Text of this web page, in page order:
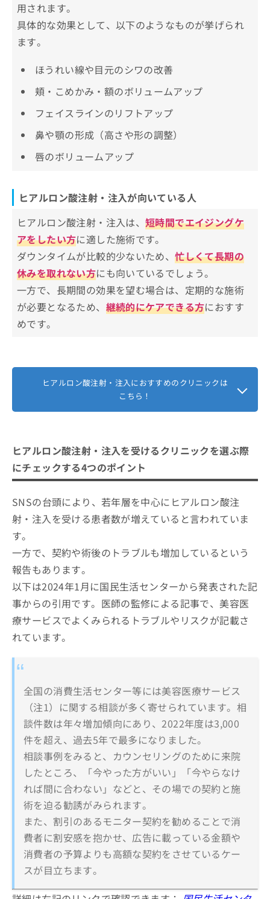
赤坂クリニック
フィラークリニック 福岡院
水の森美容クリニック 福岡院
でぐちスキンクリニック
と特徴
ヒアルロン酸注射・注入をする際の注
意点
医師の資格と経験を確認する
リスクや副作用を理解する
ある
ヒアルロン酸に関するよくある質問10選！
まとめ：福岡市で評判のヒアルロン酸注射・注
入におすすめのクリニック15選
用されます。
具体的な効果として、以下のようなものが挙げられ
ます。
ほうれい線や目元のシワの改善
頬・こめかみ・額のボリュームアップ
フェイスラインのリフトアップ
鼻や顎の形成（高さや形の調整）
唇のボリュームアップ
ヒアルロン酸注射・注入が向いている人
ヒアルロン酸注射・注入は、短時間でエイジングケ
アをしたい方に適した施術です。
ダウンタイムが比較的少ないため、忙しくて長期の
休みを取れない方にも向いているでしょう。
一方で、長期間の効果を望む場合は、定期的な施術
が必要となるため、 継続的にケアできる方におすす
めです。
ヒアルロン酸注射・注入におすすめのクリニックは
こちら！
ヒアルロン酸注射・注入を受けるクリニックを選ぶ際
にチェックする4つのポイント
SNSの台頭により、若年層を中心にヒアルロン酸注
射・注入を受ける患者数が増えていると言われていま
す。
一方で、契約や術後のトラブルも増加しているという
報告もあります。
以下は2024年1月に国民生活センターから発表された記
事からの引用です。医師の監修による記事で、美容医
療サービスでよくみられるトラブルやリスクが記載さ
れています。
全国の消費生活センター等には美容医療サービス
（注1）に関する相談が多く寄せられています。相
談件数は年々増加傾向にあり、2022年度は3,000
件を超え、過去5年で最多になりました。
相談事例をみると、カウンセリングのために来院
したところ、「今やった方がいい」「今やらなけ
れば間に合わない」などと、その場での契約と施
術を迫る勧誘がみられます。
また、割引のあるモニター契約を勧めることで消
費者に割安感を抱かせ、広告に載っている金額や
消費者の予算よりも高額な契約をさせているケー
スが目立ちます。